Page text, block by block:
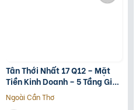
Tân Thới Nhất 17 Q12 – Mặt
Tiền Kinh Doanh – 5 Tầng Giá
13.6 Tỷ
Ngoài Cần Thơ